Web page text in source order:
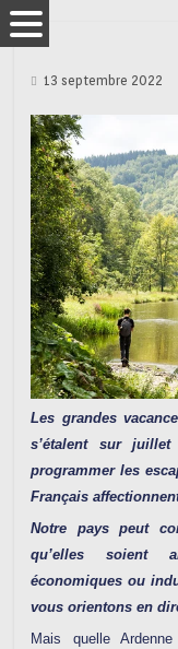
13 septembre 2022
Les grandes
s’étalent sur
programmer les
Français
Notre pays peut
qu’elles soient
économiques ou
vous orientons en
Mais quelle